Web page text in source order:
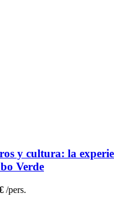
y cultura: la
Verde
/pers.